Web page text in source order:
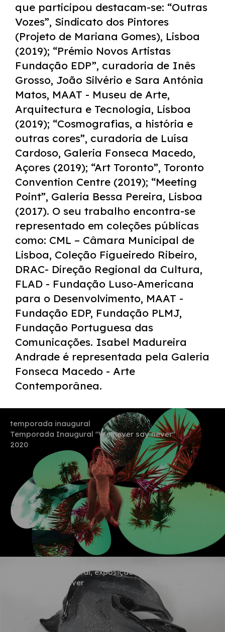
que participou destacam-se: “Outras
Vozes”, Sindicato dos Pintores
(Projeto de Mariana Gomes), Lisboa
(2019); “Prémio Novos Artistas
Fundação EDP”, curadoria de Inês
Grosso, João Silvério e Sara Antónia
Matos, MAAT - Museu de Arte,
Arquitectura e Tecnologia, Lisboa
(2019); “Cosmografias, a história e
outras cores”, curadoria de Luísa
Cardoso, Galeria Fonseca Macedo,
Açores (2019); “Art Toronto”, Toronto
Convention Centre (2019); “Meeting
Point”, Galeria Bessa Pereira, Lisboa
(2017). O seu trabalho encontra-se
representado em coleções públicas
como: CML – Câmara Municipal de
Lisboa, Coleção Figueiredo Ribeiro,
DRAC- Direção Regional da Cultura,
FLAD - Fundação Luso-Americana
para o Desenvolvimento, MAAT -
Fundação EDP, Fundação PLMJ,
Fundação Portuguesa das
Comunicações. Isabel Madureira
Andrade é representada pela Galeria
Fonseca Macedo - Arte
Contemporânea.
temporada inaugural
Temporada Inaugural "We never say never"
2020
temporada inaugural, exposição
We never say never